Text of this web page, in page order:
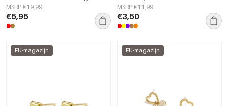
MSRP €19,99
€5,95
MSRP €11,99
€3,50
EU-magazijn EU-magazijn